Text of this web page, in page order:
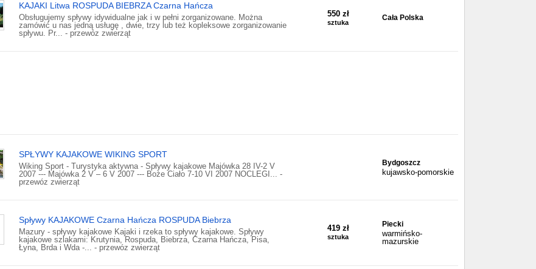
KAJAKI Litwa ROSPUDA BIEBRZA Czarna Hańcza
Obsługujemy spływy idywidualne jak i w pełni zorganizowane. Można
zamówić u nas jedną usługę , dwie, trzy lub też kopleksowe zorganizowanie
spływu. Pr... - przewóz zwierząt
550 zł
sztuka
Cała Polska
SPŁYWY KAJAKOWE WIKING SPORT
Wiking Sport - Turystyka aktywna - Spływy kajakowe Majówka 28 IV-2 V
2007 --- Majówka 2 V – 6 V 2007 --- Boże Ciało 7-10 VI 2007 NOCLEGI... -
przewóz zwierząt
Bydgoszcz
kujawsko-pomorskie
Spływy KAJAKOWE Czarna Hańcza ROSPUDA Biebrza
Mazury - spływy kajakowe Kajaki i rzeka to spływy kajakowe. Spływy
kajakowe szlakami: Krutynia, Rospuda, Biebrza, Czarna Hańcza, Pisa,
Łyna, Brda i Wda -... - przewóz zwierząt
419 zł
sztuka
Piecki
warmińsko-
mazurskie